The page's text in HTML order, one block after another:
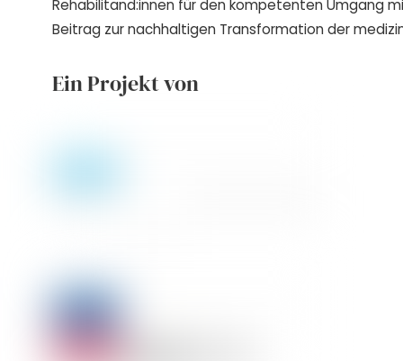
Rehabilitand:innen für den kompetenten Umgang
Beitrag zur nachhaltigen Transformation der
Ein Projekt von